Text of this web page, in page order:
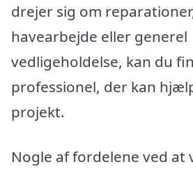
drejer sig om
havearbejde eller generel
vedligeholdelse, kan du
professionel, der kan
projekt.
Nogle af fordelene ved at